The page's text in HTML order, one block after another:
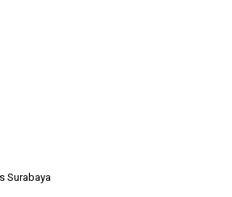
Surabaya